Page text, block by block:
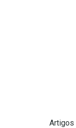
Artigos